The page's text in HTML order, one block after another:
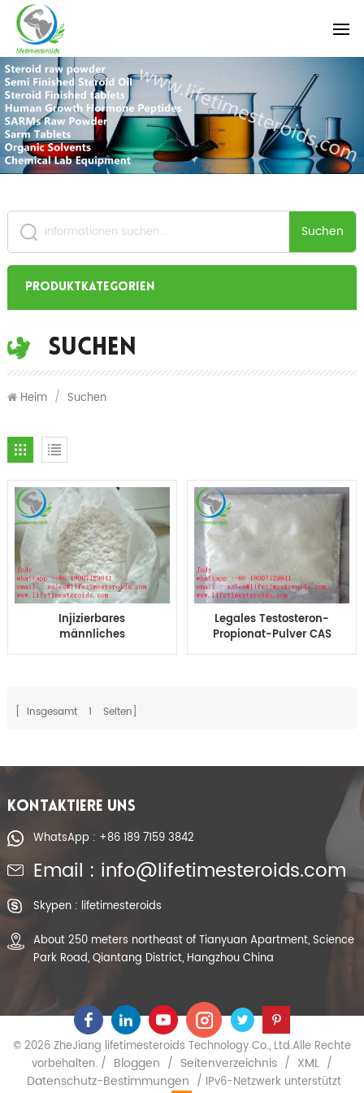
Suchen
Produktkategorien
Suchen
Heim / Suchen
Injizierbares
männliches
Geschlechtssteroidhormon
Muskelmasse
Legales Testosteron-
Propionat-Pulver CAS
57-85-2 der anabolen
[ Insgesamt 1 Seiten]
KONTAKTIERE UNS
WhatsApp : +86 189 7159 3842
Email : info@lifetimesteroids.com
Skypen : lifetimesteroids
About 250 meters northeast of Tianyuan Apartment, Science
Park Road, Qiantang District, Hangzhou China
© 2026 ZheJiang lifetimesteroids Technology Co., Ltd.Alle Rechte
vorbehalten. / Bloggen / Seitenverzeichnis / XML /
Datenschutz-Bestimmungen / IPv6-Netzwerk unterstützt